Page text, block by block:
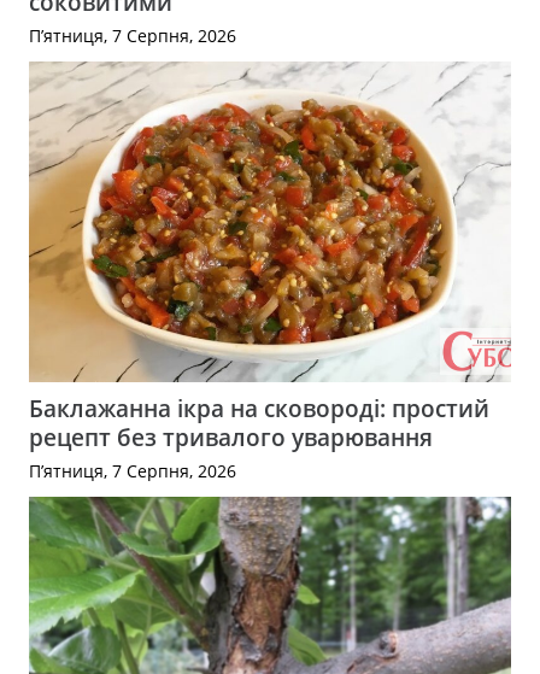
П’ятниця, 7 Серпня, 2026
Баклажанна ікра на сковороді: простий
рецепт без тривалого уварювання
П’ятниця, 7 Серпня, 2026